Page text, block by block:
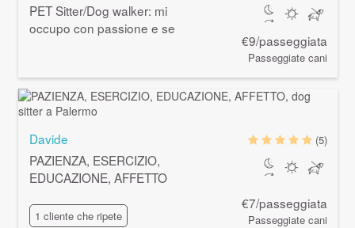
PET Sitter/Dog walker: mi
occupo con passione e se
€9/passeggiata
Passeggiate cani
Davide
PAZIENZA, ESERCIZIO,
EDUCAZIONE, AFFETTO
1 cliente che ripete
(5)
€7/passeggiata
Passeggiate cani